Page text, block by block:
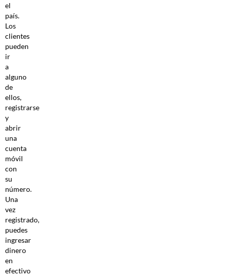
el
país.
Los
clientes
pueden
ir
a
alguno
de
ellos,
registrarse
y
abrir
una
cuenta
móvil
con
su
número.
Una
vez
registrado,
puedes
ingresar
dinero
en
efectivo